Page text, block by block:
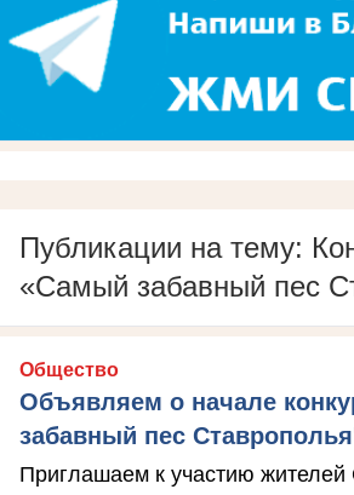
Публикации на тему:
«Самый забавный пес
Общество
Объявляем о начале
забавный пес
Приглашаем к участию жителей